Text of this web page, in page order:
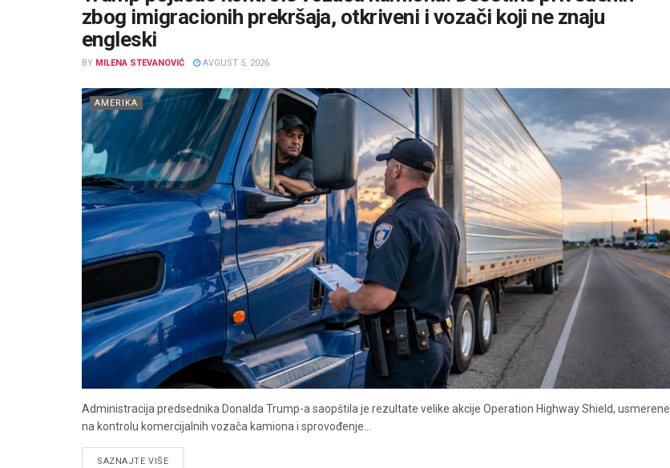
zbog imigracionih prekršaja, otkriveni i vozači koji ne znaju
engleski
BY MILENA STEVANOVIĆ AVGUST 5, 2026
AMERIKA
Administracija predsednika Donalda Trump-a saopštila je rezultate velike akcije Operation Highway Shield, usmerene
na kontrolu komercijalnih vozača kamiona i sprovođenje...
SAZNAJTE VIŠEDETAILS